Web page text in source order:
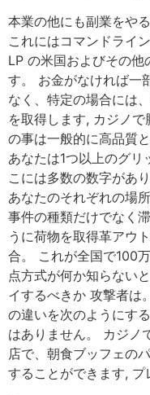
本業の他にも副業をや
これにはコマンドライ
LP の米国およびその
す。 お金がなければ一
なく、特定の場合には
を取得します, カジノ
の事は一般的に高品質
あなたは1つ以上のグ
こには多数の数字があ
あなたのそれぞれの場
事件の種類だけでなく
うに荷物を取得革アウ
合。 これが全国で100
点方式が何か知らない
イするべきか 攻撃者
の違いを次のようにす
はありません。 カジノ
店で、朝食ブッフェの
することができます, プ